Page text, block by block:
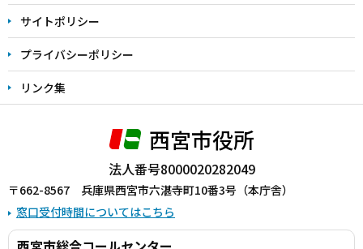
サイトポリシー
プライバシーポリシー
リンク集
西宮市役所
法人番号8000020282049
〒662-8567 兵庫県西宮市六湛寺町10番3号（本庁舎）
窓口受付時間についてはこちら